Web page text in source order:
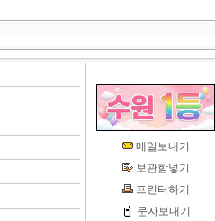
메일보내기
보관함넣기
프린터하기
문자보내기